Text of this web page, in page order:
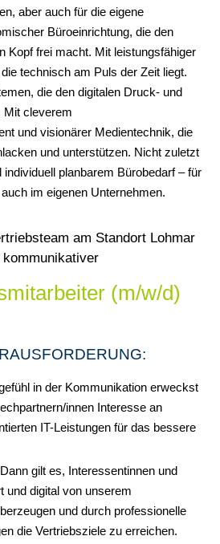
aber auch für die eigene
Büroeinrichtung, die den
Kopf frei macht. Mit leistungsfähiger
technisch am Puls der Zeit liegt.
die den digitalen Druck- und
Mit cleverem
und visionärer Medientechnik, die
und unterstützen. Nicht zuletzt
planbarem Bürobedarf – für
im eigenen Unternehmen.
am Standort Lohmar
kommunikativer
(m/w/d)
in der Kommunikation erweckst
innen Interesse an
IT-Leistungen für das bessere
gilt es, Interessentinnen und
und digital von unserem
und durch professionelle
die Vertriebsziele zu erreichen.